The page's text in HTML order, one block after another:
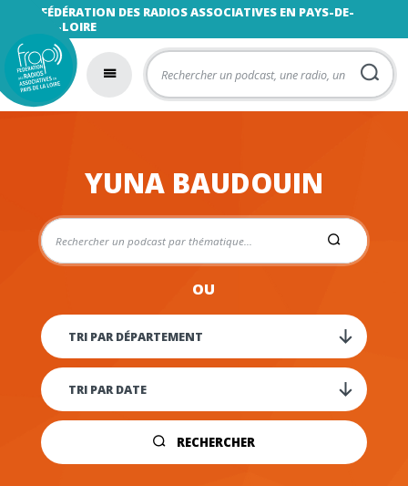
FÉDÉRATION DES RADIOS ASSOCIATIVES EN PAYS-DE-
LA-LOIRE
YUNA BAUDOUIN
OU
RECHERCHER